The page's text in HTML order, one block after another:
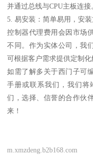
并通过总线与CPU主板连接
5. 易安装：简单易用，安装
控制器代理费用会因市场
不同。作为实体公司，我
可根据客户需求提供定制
如需了解多关于西门子可
手册或联系我们，我们
们，选择、信誉的合作伙
来！
m.xmzdeng.b2b168.com